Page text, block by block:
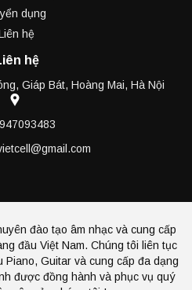
dụng
hệ
hệ
Giáp Bát, Hoàng Mai, Hà Nội
đào tạo âm nhạc và cung cấp
đầu Việt Nam. Chúng tôi liên tục
Guitar và cung cấp đa dạng
được đồng hành và phục vụ quý